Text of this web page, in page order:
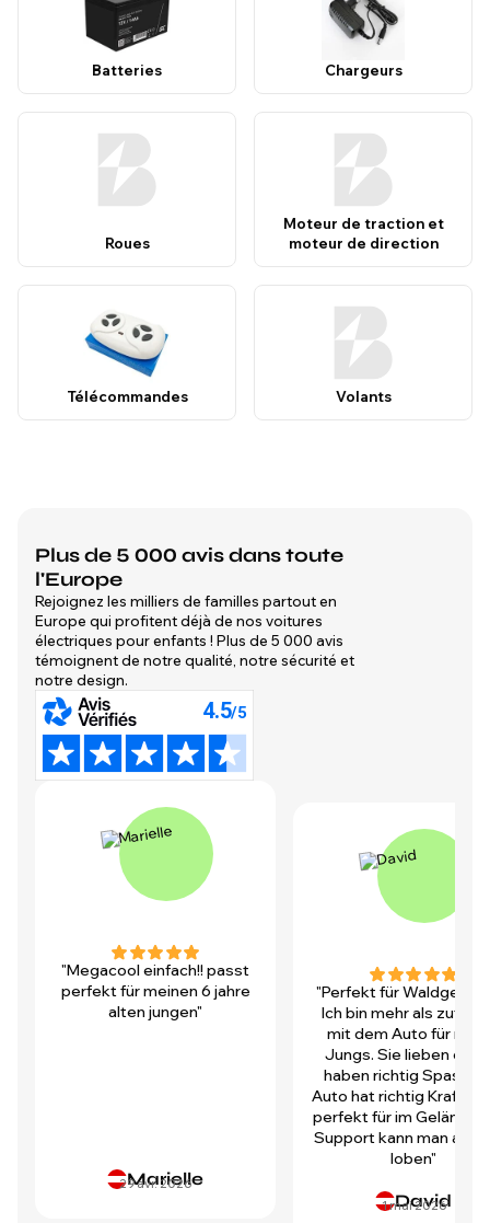
Batteries Chargeurs
Roues
Moteur de traction et
moteur de direction
Télécommandes Volants
Plus de 5 000 avis dans toute
l'Europe
Rejoignez les milliers de familles partout en
Europe qui profitent déjà de nos voitures
électriques pour enfants ! Plus de 5 000 avis
témoignent de notre qualité, notre sécurité et
notre design.
"Megacool einfach!! passt
perfekt für meinen 6 jahre
alten jungen"
Marielle
29 avr. 2026
"Perfekt für
Ich bin mehr als
mit dem Auto für
Jungs. Sie lieben es
haben richtig Spass!
Auto hat richtig Kraft
perfekt für im Gelände.
Support kann man auch
loben"
David
1 mai 2026